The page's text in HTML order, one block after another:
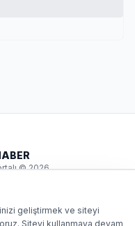
© 2026
geliştirmek ve siteyi
Siteyi kullanmaya devam